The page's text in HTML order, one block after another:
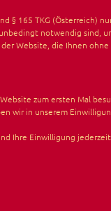
§ 165 TKG (Österreich)
notwendig sind,
Website, die Ihnen
zum ersten Mal
wir in unserem
Ihre Einwilligung